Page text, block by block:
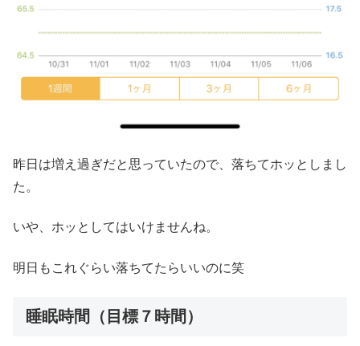
昨日は増え過ぎだと思っていたので、落ちてホッとしまし
た。
いや、ホッとしてはいけませんね。
明日もこれぐらい落ちてたらいいのに笑
睡眠時間（目標７時間）